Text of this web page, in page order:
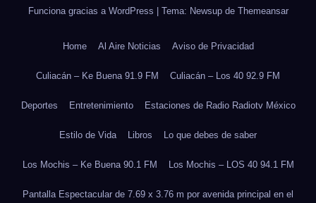
Funciona gracias a WordPress Tema: Newsup de Themeansar
Home Al Aire Noticias Aviso de Privacidad
Culiacán – Ke Buena 91.9 FM Culiacán – Los 40 92.9 FM
Deportes Entretenimiento Estaciones de Radio Radiotv México
Estilo de Vida Libros Lo que debes de saber
Los Mochis – Ke Buena 90.1 FM Los Mochis – LOS 40 94.1 FM
Pantalla Espectacular de 7.69 x 3.76 m por avenida principal en el